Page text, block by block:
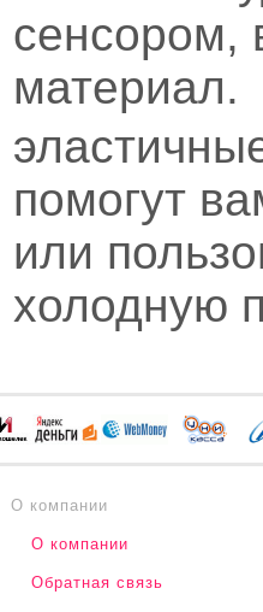
сенсором,
материал.
помогут
или
холодную
О компании
О компании
Обратная связь